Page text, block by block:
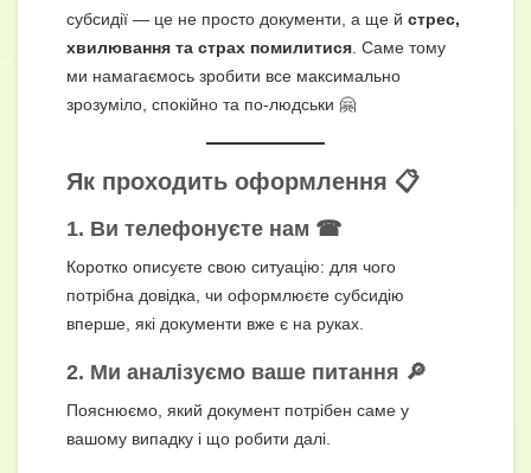
субсидії — це не просто документи, а ще й стрес,
хвилювання та страх помилитися . Саме тому
ми намагаємось зробити все максимально
зрозуміло, спокійно та по-людськи 🤗
Як проходить оформлення 📋
1. Ви телефонуєте нам ☎
Коротко описуєте свою ситуацію: для чого
потрібна довідка, чи оформлюєте субсидію
вперше, які документи вже є на руках.
2. Ми аналізуємо ваше питання 🔎
Пояснюємо, який документ потрібен саме у
вашому випадку і що робити далі.